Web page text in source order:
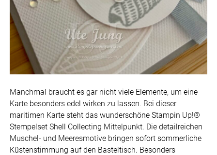
Manchmal braucht es gar nicht viele Elemente, um eine
Karte besonders edel wirken zu lassen. Bei dieser
maritimen Karte steht das wunderschöne Stampin Up!®
Stempelset Shell Collecting Mittelpunkt. Die detailreichen
Muschel- und Meeresmotive bringen sofort sommerliche
Küstenstimmung auf den Basteltisch. Besonders